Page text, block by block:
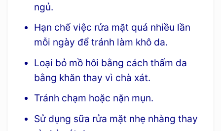
ngủ.
Hạn chế việc rửa mặt quá nhiều lần
mỗi ngày để tránh làm khô da.
Loại bỏ mồ hôi bằng cách thấm da
bằng khăn thay vì chà xát.
Tránh chạm hoặc nặn mụn.
Sử dụng sữa rửa mặt nhẹ nhàng thay